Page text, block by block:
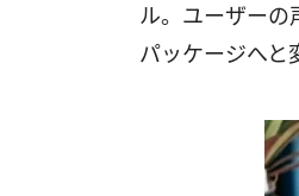
ル。ユーザーの
パッケージへと